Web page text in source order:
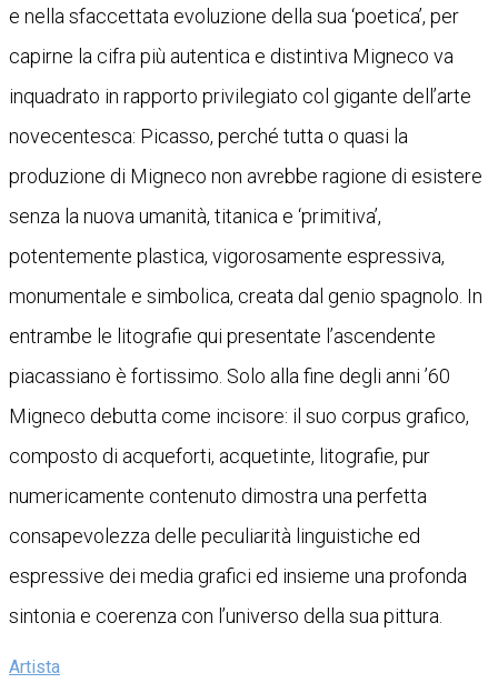
e nella sfaccettata evoluzione della sua ‘poetica’, per
capirne la cifra più autentica e distintiva Migneco va
inquadrato in rapporto privilegiato col gigante dell’arte
novecentesca: Picasso, perché tutta o quasi la
produzione di Migneco non avrebbe ragione di esistere
senza la nuova umanità, titanica e ‘primitiva’,
potentemente plastica, vigorosamente espressiva,
monumentale e simbolica, creata dal genio spagnolo. In
entrambe le litografie qui presentate l’ascendente
piacassiano è fortissimo. Solo alla fine degli anni ’60
Migneco debutta come incisore: il suo corpus grafico,
composto di acqueforti, acquetinte, litografie, pur
numericamente contenuto dimostra una perfetta
consapevolezza delle peculiarità linguistiche ed
espressive dei media grafici ed insieme una profonda
sintonia e coerenza con l’universo della sua pittura.
Artista